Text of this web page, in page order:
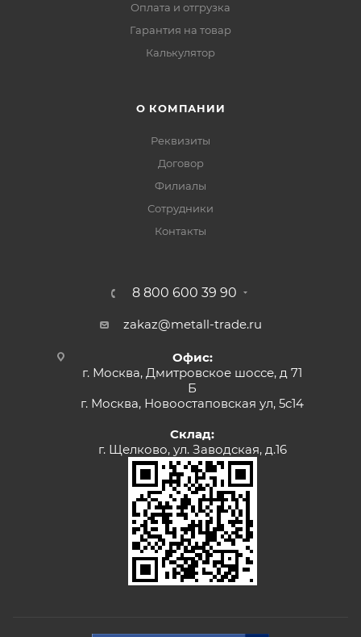
Оплата и отгрузка
Гарантия на товар
Калькулятор
О КОМПАНИИ
Реквизиты
Договор
Филиалы
Сотрудники
Контакты
8 800 600 39 90
zakaz@metall-trade.ru
Офис:
г. Москва, Дмитровское шоссе, д 71
Б
г. Москва, Новоостаповская ул, 5с14
Склад:
г. Щелково, ул. Заводская, д.16